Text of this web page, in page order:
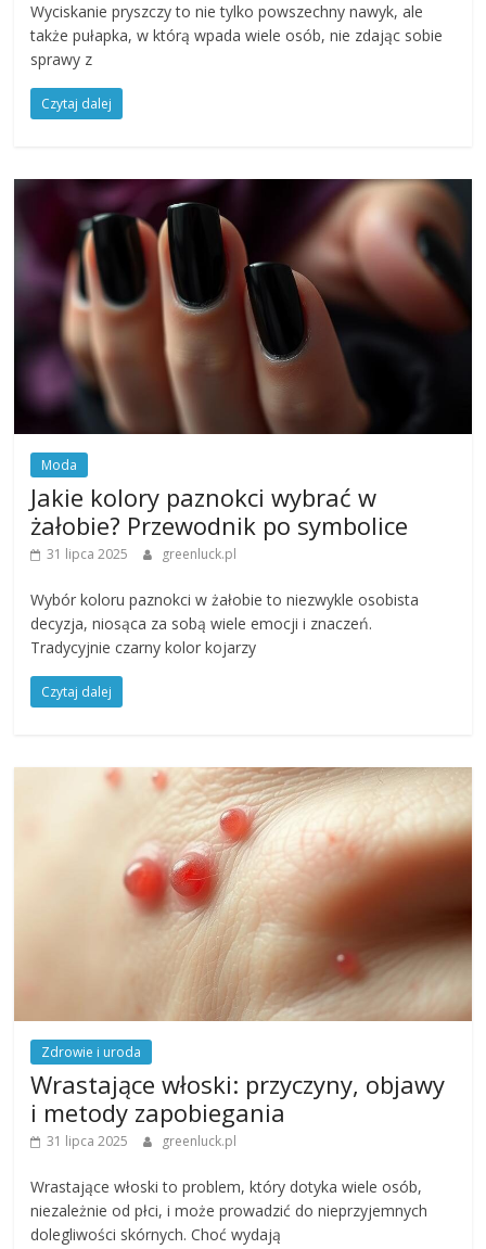
Wyciskanie pryszczy to nie tylko powszechny nawyk, ale
także pułapka, w którą wpada wiele osób, nie zdając sobie
sprawy z
Czytaj dalej
Moda
Jakie kolory paznokci wybrać w
żałobie? Przewodnik po symbolice
31 lipca 2025 greenluck.pl
Wybór koloru paznokci w żałobie to niezwykle osobista
decyzja, niosąca za sobą wiele emocji i znaczeń.
Tradycyjnie czarny kolor kojarzy
Czytaj dalej
Zdrowie i uroda
Wrastające włoski: przyczyny, objawy
i metody zapobiegania
31 lipca 2025 greenluck.pl
Wrastające włoski to problem, który dotyka wiele osób,
niezależnie od płci, i może prowadzić do nieprzyjemnych
dolegliwości skórnych. Choć wydają